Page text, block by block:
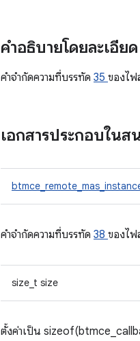
คำอธิบายโดยละเอียด
คําจํากัดความที่บรรทัด 35 ของไ
เอกสารประกอบในส
คําจํากัดความที่บรรทัด 38 ของไ
size_t size
ตั้งค่าเป็น